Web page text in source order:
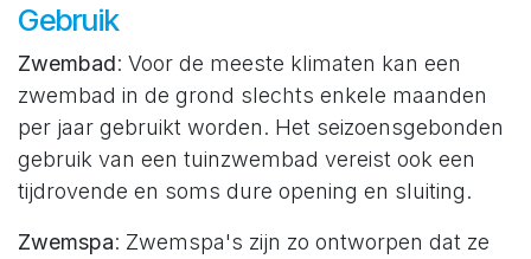
Gebruik
Zwembad: Voor de meeste klimaten kan een
zwembad in de grond slechts enkele maanden
per jaar gebruikt worden. Het seizoensgebonden
gebruik van een tuinzwembad vereist ook een
tijdrovende en soms dure opening en sluiting.
Zwemspa: Zwemspa's zijn zo ontworpen dat ze